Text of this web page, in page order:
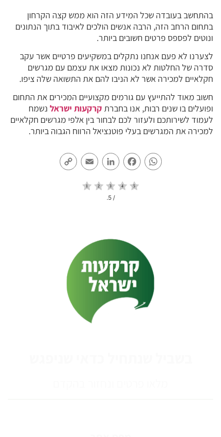
בהתחשב בעובדה שכל המידע הזה הוא ממש קצה הקרחון
בתחום הרחב הזה, הרבה אנשים הולכים לאיבוד בתוך הנתונים
ונוטים לפספס פרטים חשובים ביותר.
לצערנו לא פעם אנחנו נתקלים במשקיעים פרטיים אשר עקב
סדרה של החלטות לא נכונות מצאו את עצמם עם מגרשים
חקלאיים למכירה אשר לא הניבו להם את התשואה שלה ציפו.
חשוב מאוד להתייעץ עם גורמים מקצועיים המכירים את התחום
ופועלים בו שנים רבות, אנו בחברת קרקעות ישראל נשמח
לעמוד לשירותכם ולעזור לכם לבחור בין אלפי מגרשים חקלאיים
למכירה את המגרשים בעלי פוטנציאל הרווח הגבוה ביותר.
WhatsApp
Facebook
LinkedIn
Email
/ 5.